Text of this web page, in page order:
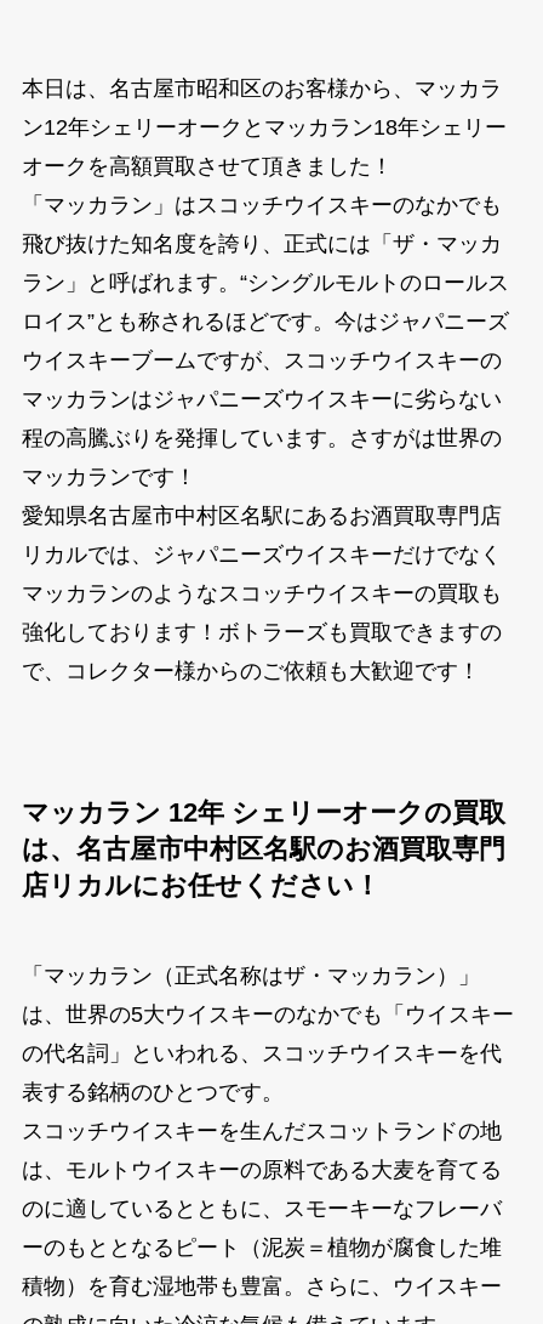
本日は、名古屋市昭和区のお客様から、マッカラ
ン12年シェリーオークとマッカラン18年シェリー
オークを高額買取させて頂きました！
「マッカラン」はスコッチウイスキーのなかでも
飛び抜けた知名度を誇り、正式には「ザ・マッカ
ラン」と呼ばれます。“シングルモルトのロールス
ロイス”とも称されるほどです。今はジャパニーズ
ウイスキーブームですが、スコッチウイスキーの
マッカランはジャパニーズウイスキーに劣らない
程の高騰ぶりを発揮しています。さすがは世界の
マッカランです！
愛知県名古屋市中村区名駅にあるお酒買取専門店
リカルでは、ジャパニーズウイスキーだけでなく
マッカランのようなスコッチウイスキーの買取も
強化しております！ボトラーズも買取できますの
で、コレクター様からのご依頼も大歓迎です！
マッカラン 12年 シェリーオークの買取
は、名古屋市中村区名駅のお酒買取専門
店リカルにお任せください！
「マッカラン（正式名称はザ・マッカラン）」
は、世界の5大ウイスキーのなかでも「ウイスキー
の代名詞」といわれる、スコッチウイスキーを代
表する銘柄のひとつです。
スコッチウイスキーを生んだスコットランドの地
は、モルトウイスキーの原料である大麦を育てる
のに適しているとともに、スモーキーなフレーバ
ーのもととなるピート（泥炭＝植物が腐食した堆
積物）を育む湿地帯も豊富。さらに、ウイスキー